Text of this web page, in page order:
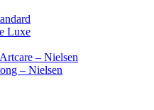
Luxe
– Nielsen
– Nielsen